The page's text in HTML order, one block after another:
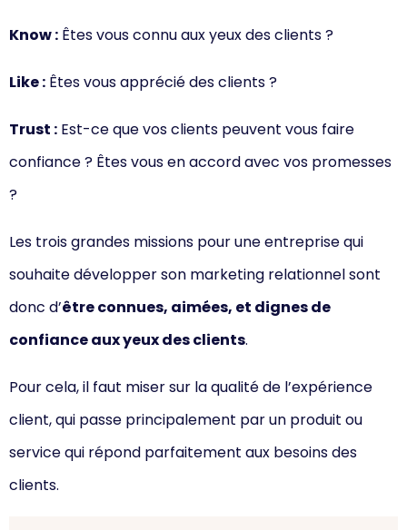
Know : Êtes vous connu aux yeux des clients ?
Like : Êtes vous apprécié des clients ?
Trust : Est-ce que vos clients peuvent vous faire
confiance ? Êtes vous en accord avec vos promesses
?
Les trois grandes missions pour une entreprise qui
souhaite développer son marketing relationnel sont
donc d’être connues, aimées, et dignes de
confiance aux yeux des clients.
Pour cela, il faut miser sur la qualité de l’expérience
client, qui passe principalement par un produit ou
service qui répond parfaitement aux besoins des
clients.